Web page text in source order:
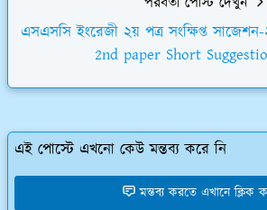
এসএসসি ইংরেজী ২য় পত্র সংক্ষিপ্ত
2nd paper Short
এই পোস্টে এখনো কেউ মন্তব্য করে নি
মন্তব্য করতে এখানে ক্লিক